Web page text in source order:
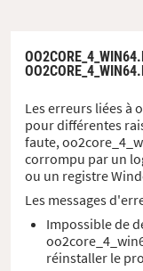
Les erreurs liées à
pour différentes
faute,
corrompu par un
ou un registre
Les messages
Impossible de
réinstaller le